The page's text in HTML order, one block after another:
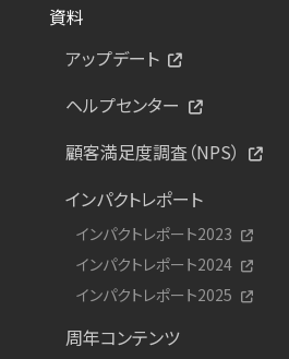
資料
アップデート
ヘルプセンター
顧客満足度調査（NPS）
インパクトレポート
インパクトレポート2023
インパクトレポート2024
インパクトレポート2025
周年コンテンツ